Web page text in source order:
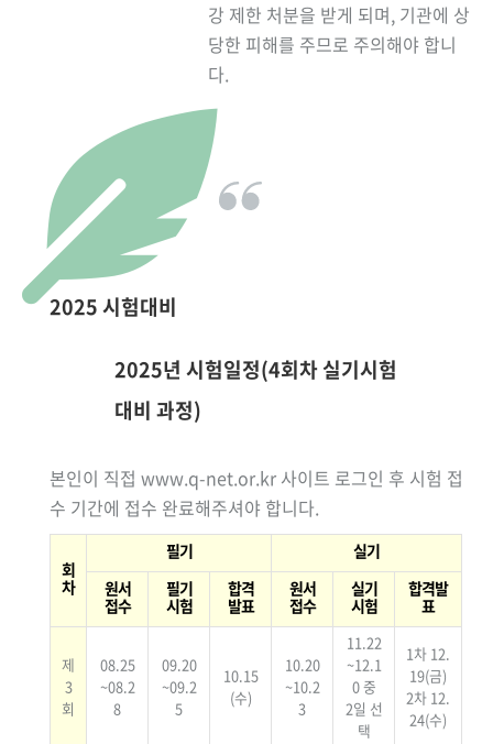
강 제한 처분을 받게 되며, 기관에 상
당한 피해를 주므로 주의해야 합니
다.
2025 시험대비
2025년 시험일정(4회차 실기시험
대비 과정)
본인이 직접 www.q-net.or.kr 사이트 로그인 후 시험 접
수 기간에 접수 완료해주셔야 합니다.
회
차
필기
실기
원서
접수
필기
시험
합격
발표
원서
접수
실기
시험
합격발
표
제
3
회
08.25
~08.2
8
09.20
~09.2
5
10.15
(수)
10.20
~10.2
3
11.22
~12.1
0 중
2일 선
택
1차 12.
19(금)
2차 12.
24(수)